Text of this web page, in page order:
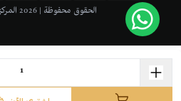
الحقوق محفوظة | 2026